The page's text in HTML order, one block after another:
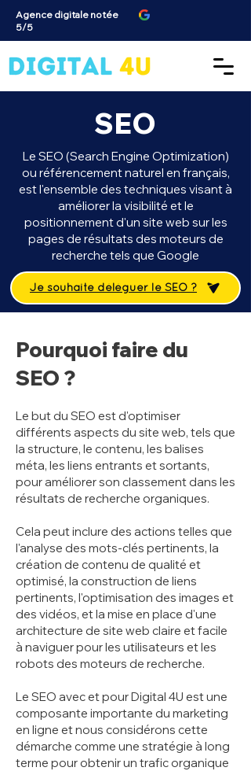
Agence digitale notée
5/5
SEO
Le SEO (Search Engine Optimization)
ou référencement naturel en français,
est l'ensemble des techniques visant à
améliorer la visibilité et le
positionnement d'un site web sur les
pages de résultats des moteurs de
recherche tels que Google
Je souhaite déléguer le SEO ?
Pourquoi faire du
SEO ?
Le but du SEO est d'optimiser
différents aspects du site web, tels que
la structure, le contenu, les balises
méta, les liens entrants et sortants,
pour améliorer son classement dans les
résultats de recherche organiques.
Cela peut inclure des actions telles que
l'analyse des mots-clés pertinents, la
création de contenu de qualité et
optimisé, la construction de liens
pertinents, l'optimisation des images et
des vidéos, et la mise en place d'une
architecture de site web claire et facile
à naviguer pour les utilisateurs et les
robots des moteurs de recherche.
Le SEO avec et pour Digital 4U est une
composante importante du marketing
en ligne et nous considérons cette
démarche comme une stratégie à long
terme pour obtenir un trafic organique